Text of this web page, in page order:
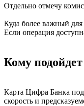
Отдельно отмечу
Куда более важный для
Если операция
Кому
Карта Цифра Банка
скорость и